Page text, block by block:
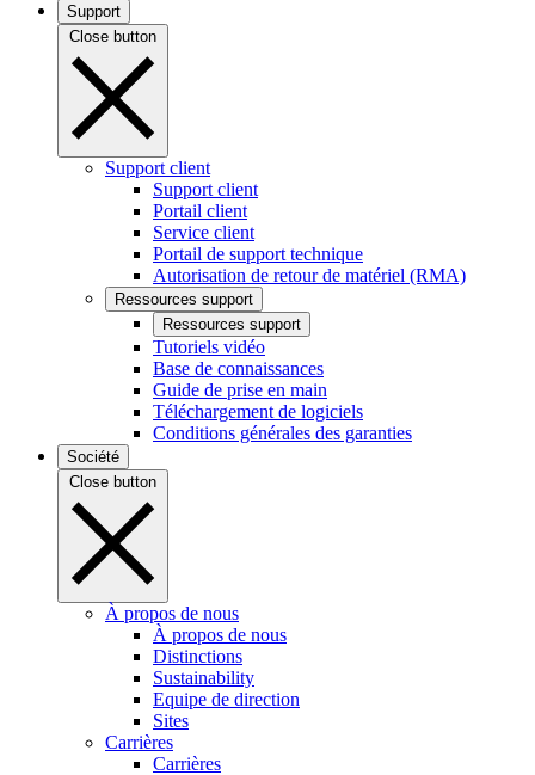
Support
Close button
Support client
Support client
Portail client
Service client
Portail de support technique
Autorisation de retour de matériel (RMA)
Ressources support
Ressources support
Tutoriels vidéo
Base de connaissances
Guide de prise en main
Téléchargement de logiciels
Conditions générales des garanties
Société
Close button
À propos de nous
À propos de nous
Distinctions
Sustainability
Equipe de direction
Sites
Carrières
Carrières